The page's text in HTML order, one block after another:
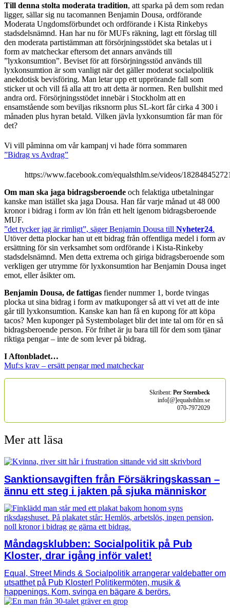
Till denna stolta moderata tradition, att sparka på dem som redan
ligger, sällar sig nu tacomannen Benjamin Dousa, ordförande
Moderata Ungdomsförbundet och ordförande i Kista Rinkebys
stadsdelsnämnd. Han har nu för MUFs räkning, lagt ett förslag till
den moderata partistämman att försörjningsstödet ska betalas ut i
form av matcheckar eftersom det annars används till
”lyxkonsumtion”. Beviset för att försörjningsstöd används till
lyxkonsumtion är som vanligt när det gäller moderat socialpolitik
anekdotisk bevisföring. Man letar upp ett upprörande fall som
sticker ut och vill få alla att tro att detta är normen. Ren bullshit med
andra ord. Försörjningsstödet innebär i Stockholm att en
ensamstående som beviljas riksnorm plus SL-kort får cirka 4 300 i
månaden plus hyran betald. Vilken jävla lyxkonsumtion får man för
det?
Vi vill påminna om vår kampanj vi hade förra sommaren
”Bidrag vs Avdrag”
https://www.facebook.com/equalsthlm.se/videos/
Om man ska jaga bidragsberoende och felaktiga utbetalningar
kanske man istället ska jaga Dousa. Han får varje månad ut 48 000
kronor i bidrag i form av lön från ett helt igenom bidragsberoende
MUF.
”det tycker jag är rimligt”, säger Benjamin Dousa till Nyheter24.
Utöver detta plockar han ut ett bidrag från offentliga medel i form av
ersättning för sin verksamhet som ordförande i Kista-Rinkeby
stadsdelsnämnd. Men detta extrema och giriga bidragsberoende som
verkligen ger utrymme för lyxkonsumtion har Benjamin Dousa inget
emot, eller åsikter om.
Benjamin Dousa, de fattigas fiender nummer 1, borde tvingas
plocka ut sina bidrag i form av matkuponger så att vi vet att de inte
går till lyxkonsumtion. Kanske kan han få en kupong för att köpa
tacos? Men kuponger på Systembolaget blir det inte tal om för en så
bidragsberoende person. För frihet är ju bara till för dem som tjänar
riktiga pengar – inte de som lever på bidrag.
I Aftonbladet…
Muf:s krav – ersätt pengar med matcheckar
Skribent: Per Sternbeck
info[@]equalsthlm.se
070-7972029
Mer att läsa
Sanktionsavgiften från Försäkringskassan –
ännu ett steg i jakten på sjuka människor
Måndagsklubben: Socialpolitik på Pub
Kloster, drar igång inför valet!
Equal, Street Minds & Socialpolitik arrangerar valdebatter om
utsatthet på Pub Kloster! Politikermöten, musik &
happenings. Kom, svinga en bägare & berörs.